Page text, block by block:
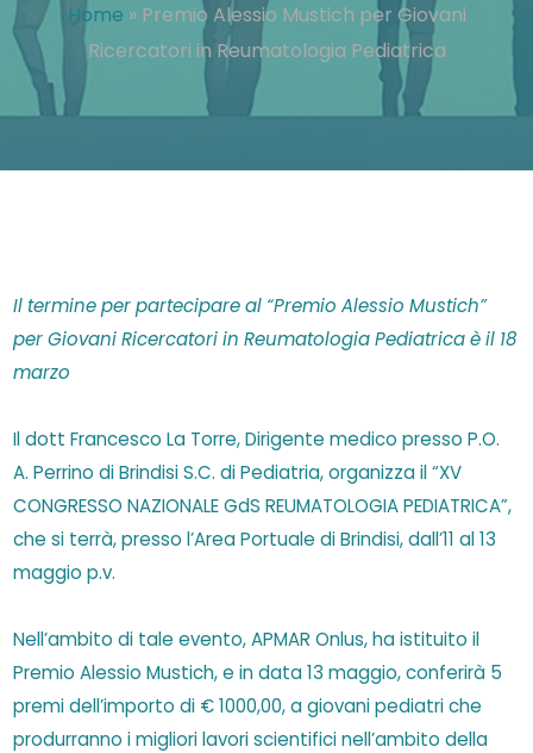
Home » Premio Alessio Mustich per Giovani
Ricercatori in Reumatologia Pediatrica
Il termine per partecipare al “Premio Alessio Mustich”
per Giovani Ricercatori in Reumatologia Pediatrica è il 18
marzo
Il dott Francesco La Torre, Dirigente medico presso P.O.
A. Perrino di Brindisi S.C. di Pediatria, organizza il “XV
CONGRESSO NAZIONALE GdS REUMATOLOGIA PEDIATRICA”,
che si terrà, presso l’Area Portuale di Brindisi, dall’11 al 13
maggio p.v.
Nell’ambito di tale evento, APMAR Onlus, ha istituito il
Premio Alessio Mustich, e in data 13 maggio, conferirà 5
premi dell’importo di € 1000,00, a giovani pediatri che
produrranno i migliori lavori scientifici nell’ambito della